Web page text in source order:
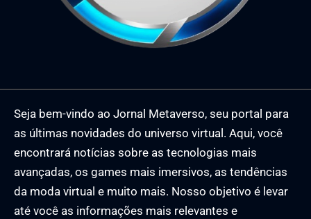
Seja bem-vindo ao Jornal Metaverso, seu portal para
as últimas novidades do universo virtual. Aqui, você
encontrará notícias sobre as tecnologias mais
avançadas, os games mais imersivos, as tendências
da moda virtual e muito mais. Nosso objetivo é levar
até você as informações mais relevantes e